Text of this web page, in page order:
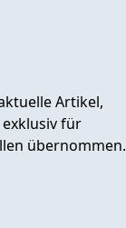
Artikel,
für
übernommen.